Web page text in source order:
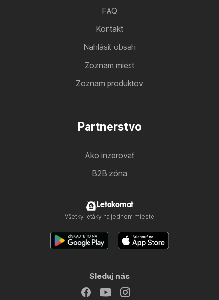
FAQ
Kontakt
Nahlásiť obsah
Zoznam miest
Zoznam produktov
Partnerstvo
Ako inzerovať
B2B zóna
Letakomat
Všetky letáky na jednom mieste
Sleduj nás